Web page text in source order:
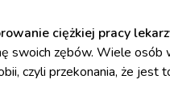
ciężkiej pracy
swoich zębów. Wiele osób
czyli przekonania, że jest